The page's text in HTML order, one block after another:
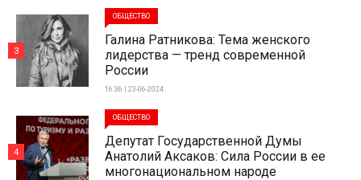
ОБЩЕСТВО
Галина Ратникова: Тема женского
лидерства — тренд современной
России
16:36 | 23-06-2024
3
ОБЩЕСТВО
Депутат Государственной Думы
Анатолий Аксаков: Сила России в ее
многонациональном народе
4